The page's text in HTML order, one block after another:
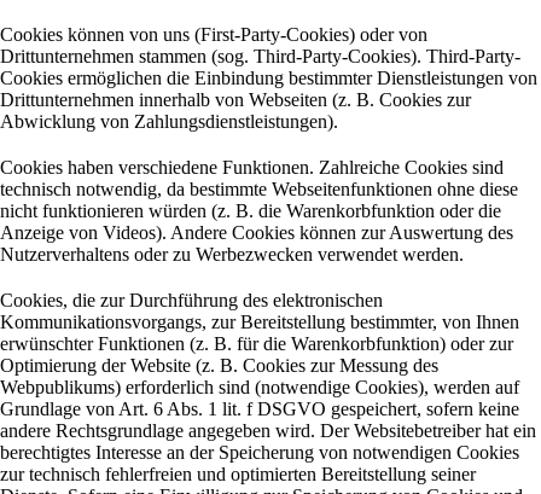
Cookies können von uns (First-Party-Cookies) oder von
Drittunternehmen stammen (sog. Third-Party-Cookies). Third-Party-
Cookies ermöglichen die Einbindung bestimmter Dienstleistungen von
Drittunternehmen innerhalb von Webseiten (z. B. Cookies zur
Abwicklung von Zahlungsdienstleistungen).
Cookies haben verschiedene Funktionen. Zahlreiche Cookies sind
technisch notwendig, da bestimmte Webseitenfunktionen ohne diese
nicht funktionieren würden (z. B. die Warenkorbfunktion oder die
Anzeige von Videos). Andere Cookies können zur Auswertung des
Nutzerverhaltens oder zu Werbezwecken verwendet werden.
Cookies, die zur Durchführung des elektronischen
Kommunikationsvorgangs, zur Bereitstellung bestimmter, von Ihnen
erwünschter Funktionen (z. B. für die Warenkorbfunktion) oder zur
Optimierung der Website (z. B. Cookies zur Messung des
Webpublikums) erforderlich sind (notwendige Cookies), werden auf
Grundlage von Art. 6 Abs. 1 lit. f DSGVO gespeichert, sofern keine
andere Rechtsgrundlage angegeben wird. Der Websitebetreiber hat ein
berechtigtes Interesse an der Speicherung von notwendigen Cookies
zur technisch fehlerfreien und optimierten Bereitstellung seiner